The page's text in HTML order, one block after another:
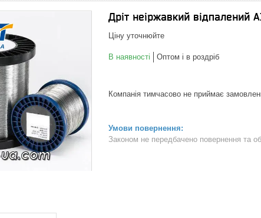
Дріт неіржавкий
Ціну уточнюйте
В наявності Оптом і в роздріб
Компанія тимчасово не приймає
Законом не передбачено повернення та